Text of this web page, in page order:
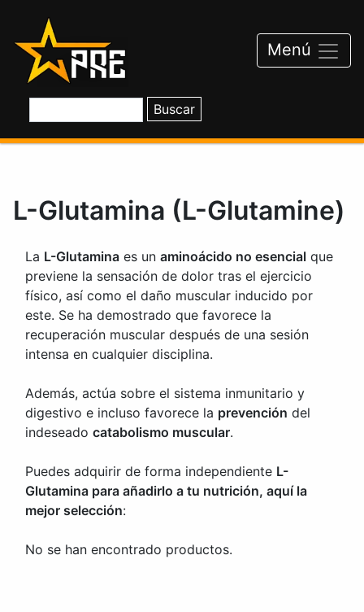
contenido
Menú
L-Glutamina (L-Glutamine)
La L-Glutamina es un aminoácido no esencial que
previene la sensación de dolor tras el ejercicio
físico, así como el daño muscular inducido por
este. Se ha demostrado que favorece la
recuperación muscular después de una sesión
intensa en cualquier disciplina.
Además, actúa sobre el sistema inmunitario y
digestivo e incluso favorece la prevención del
indeseado catabolismo muscular.
Puedes adquirir de forma independiente L-
Glutamina para añadirlo a tu nutrición, aquí la
mejor selección:
No se han encontrado productos.